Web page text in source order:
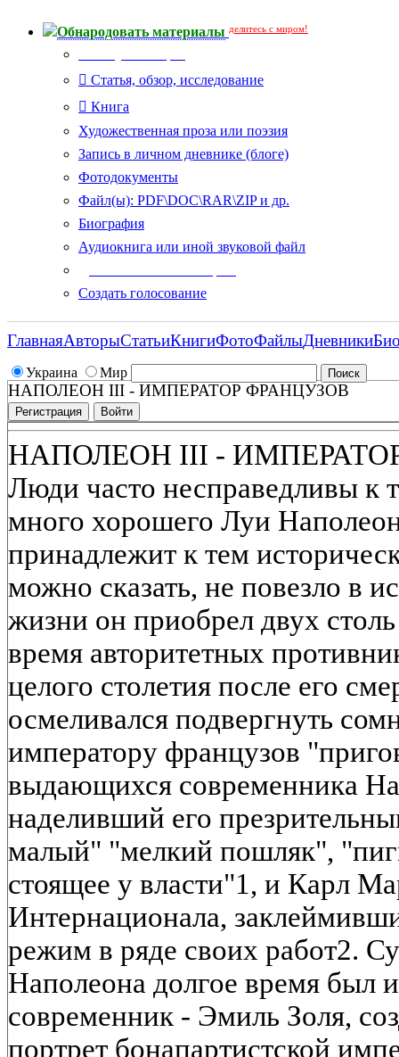
Обнародовать материалы делитесь с миром!
Статья, обзор, исследование
Книга
Художественная проза или поэзия
Запись в личном дневнике (блоге)
Фотодокументы
Файл(ы): PDF\DOC\RAR\ZIP и др.
Биография
Аудиокнига или иной звуковой файл
Создать голосование
Украина Мир
ГлавнаяАвторыСтатьиКнигиФотоФайлыДневники
НАПОЛЕОН III - ИМПЕРАТОР ФРАНЦУЗОВ
Регистрация Войти
НАПОЛЕОН III -
Люди часто несправедливы к
много хорошего Луи
принадлежит к тем
можно сказать, не повезло в
жизни он приобрел двух
время авторитетных
целого столетия после его
осмеливался подвергнуть
императору французов
выдающихся современника
наделивший его
малый" "мелкий пошляк",
стоящее у власти"1, и Карл
Интернационала,
режим в ряде своих работ2.
Наполеона долгое время был
современник - Эмиль Золя,
портрет бонапартистской